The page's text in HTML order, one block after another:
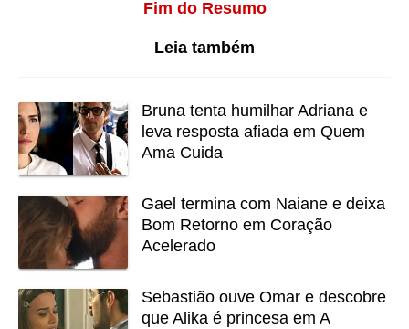
Fim do Resumo
Leia também
Bruna tenta humilhar Adriana e
leva resposta afiada em Quem
Ama Cuida
Gael termina com Naiane e deixa
Bom Retorno em Coração
Acelerado
Sebastião ouve Omar e descobre
que Alika é princesa em A